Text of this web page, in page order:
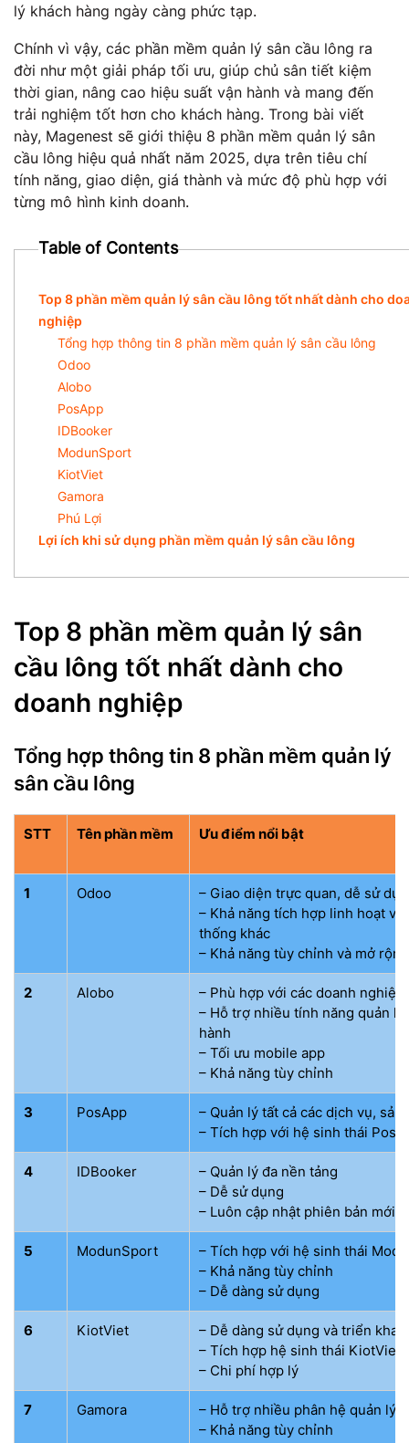
lý khách hàng ngày càng phức tạp.
Chính vì vậy, các phần mềm quản lý sân cầu lông ra
đời như một giải pháp tối ưu, giúp chủ sân tiết kiệm
thời gian, nâng cao hiệu suất vận hành và mang đến
trải nghiệm tốt hơn cho khách hàng. Trong bài viết
này, Magenest sẽ giới thiệu 8 phần mềm quản lý sân
cầu lông hiệu quả nhất năm 2025, dựa trên tiêu chí
tính năng, giao diện, giá thành và mức độ phù hợp với
từng mô hình kinh doanh.
Table of Contents
Top 8 phần mềm quản lý sân cầu lông tốt nhất dành cho
nghiệp
Tổng hợp thông tin 8 phần mềm quản lý sân cầu lông
Odoo
Alobo
PosApp
IDBooker
ModunSport
KiotViet
Gamora
Phú Lợi
Lợi ích khi sử dụng phần mềm quản lý sân cầu lông
Top 8 phần mềm quản lý sân
cầu lông tốt nhất dành cho
doanh nghiệp
Tổng hợp thông tin 8 phần mềm quản lý
sân cầu lông
STT Tên phần mềm Ưu điểm nổi bật
1 Odoo
– Giao diện trực quan, dễ sử
– Khả năng tích hợp linh hoạt
thống khác
– Khả năng tùy chỉnh và mở
2 Alobo
– Phù hợp với các doanh nghiệp
– Hỗ trợ nhiều tính năng quản lý
hành
– Tối ưu mobile app
– Khả năng tùy chỉnh
3 PosApp
– Quản lý tất cả các dịch vụ, sản
– Tích hợp với hệ sinh thái
4 IDBooker
– Quản lý đa nền tảng
– Dễ sử dụng
– Luôn cập nhật phiên bản mới
5 ModunSport
– Tích hợp với hệ sinh thái
– Khả năng tùy chỉnh
– Dễ dàng sử dụng
6 KiotViet
– Dễ dàng sử dụng và triển khai
– Tích hợp hệ sinh thái KiotViet
– Chi phí hợp lý
7 Gamora
– Hỗ trợ nhiều phân hệ quản lý
– Khả năng tùy chỉnh